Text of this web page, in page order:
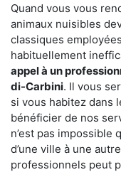
Quand vous vous
animaux nuisibles
classiques
habituellement
appel à un
di-Carbini. Il vous
si vous habitez dans
bénéficier de nos
n’est pas impossible
d’une ville à une
professionnels peut